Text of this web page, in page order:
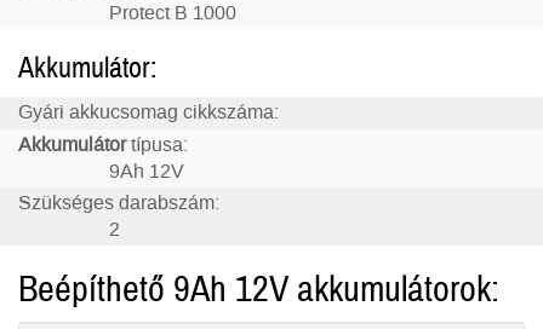
Protect B 1000
Akkumulátor:
Gyári akkucsomag cikkszáma:
Akkumulátortípusa:
9Ah 12V
Szükséges darabszám:
2
Beépíthető 9Ah 12V akkumulátorok: